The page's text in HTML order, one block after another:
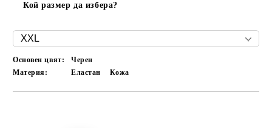
Кой размер да избера?
Основен цвят:
Черен
Материя:
Еластан Кожа